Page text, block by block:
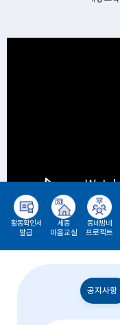
활동확인서
발급
세종
마을교실
동네방네
프로젝트
공지사항